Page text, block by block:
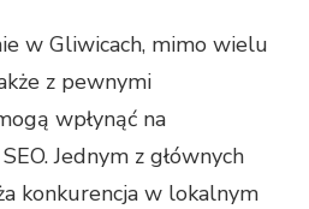
w Gliwicach, mimo wielu
z pewnymi
wpłynąć na
Jednym z głównych
konkurencja w lokalnym